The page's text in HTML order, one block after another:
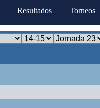
Resultados Torneos